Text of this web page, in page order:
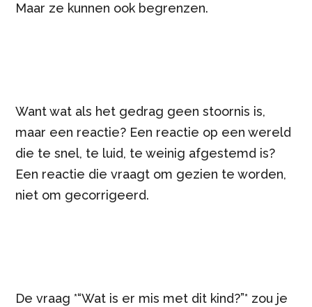
Maar ze kunnen ook begrenzen.
Want wat als het gedrag geen stoornis is,
maar een reactie? Een reactie op een wereld
die te snel, te luid, te weinig afgestemd is?
Een reactie die vraagt om gezien te worden,
niet om gecorrigeerd.
De vraag *“Wat is er mis met dit kind?”* zou je